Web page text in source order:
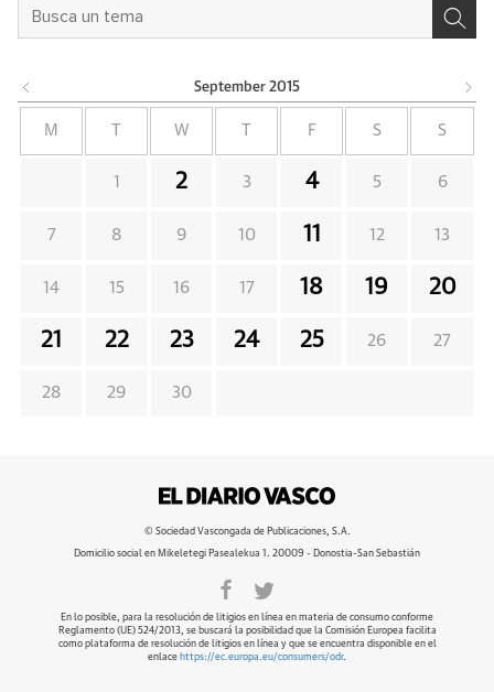
September 2015
M W F S S
1 2 3 4 5 6
7 8 9 10 11 12 13
14 15 16 17 18 19 20
21 22 23 24 25 26 27
28 29 30
© Sociedad Vascongada de Publicaciones, S.A.
Domicilio social en Mikeletegi Pasealekua 1. 20009 - Donostia-San Sebastián
En lo posible, para la resolución de litigios en línea en materia de consumo conforme
Reglamento (UE) 524/2013, se buscará la posibilidad que la Comisión Europea facilita
como plataforma de resolución de litigios en línea y que se encuentra disponible en el
enlace https://ec.europa.eu/consumers/odr.